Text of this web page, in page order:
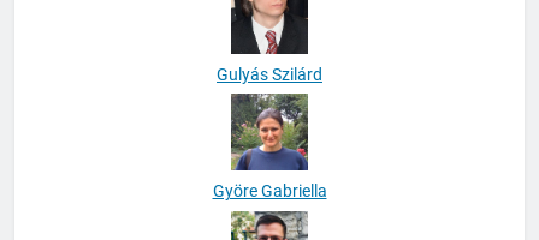
Gulyás Szilárd
Györe Gabriella